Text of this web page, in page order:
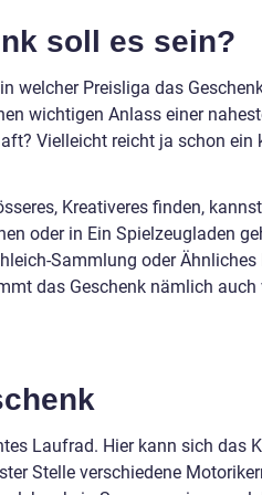
soll es sein?
welcher Preisliga das
wichtigen Anlass einer
Vielleicht reicht ja schon ein
Kreativeres finden,
oder in Ein Spielzeugladen
Sammlung oder
das Geschenk nämlich
Laufrad. Hier kann sich das
Stelle verschiedene